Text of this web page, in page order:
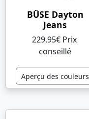
BÜSE Dayton
Jeans
229,95€ Prix ​​
conseillé
Aperçu des couleurs